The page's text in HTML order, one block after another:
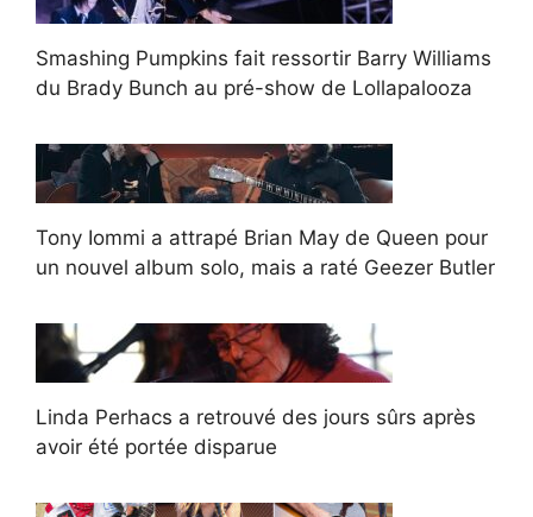
Smashing Pumpkins fait ressortir Barry Williams
du Brady Bunch au pré-show de Lollapalooza
Tony Iommi a attrapé Brian May de Queen pour
un nouvel album solo, mais a raté Geezer Butler
Linda Perhacs a retrouvé des jours sûrs après
avoir été portée disparue